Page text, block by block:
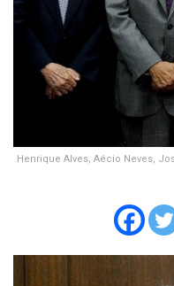
Henrique Alves, Aécio Neves,